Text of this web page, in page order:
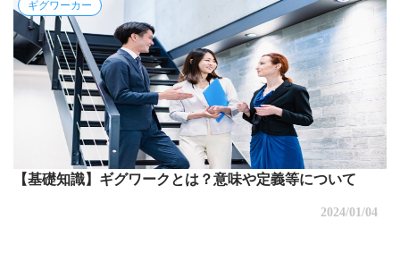
ギグワーカー
【基礎知識】ギグワークとは？意味や定義等について
2024/01/04